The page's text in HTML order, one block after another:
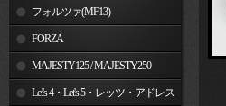
フォルツァ(MF13)
FORZA
MAJESTY125 / MAJESTY250
Let's 4・Let's 5・レッツ・アドレス